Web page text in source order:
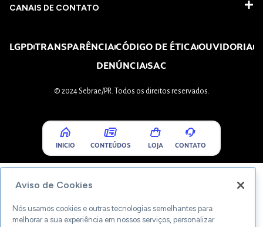
CANAIS DE CONTATO
LGPDTRANSPARÊNCIACÓDIGO DE ÉTICAOUVIDORIA
DENÚNCIASAC
© 2024 Sebrae/PR. Todos os direitos reservados.
INICIO CONTEÚDOS LOJA CONTATO
Aviso de Cookies
Nós usamos cookies e outras tecnologias semelhantes para
melhorar a sua experiência em nossos serviços, personalizar